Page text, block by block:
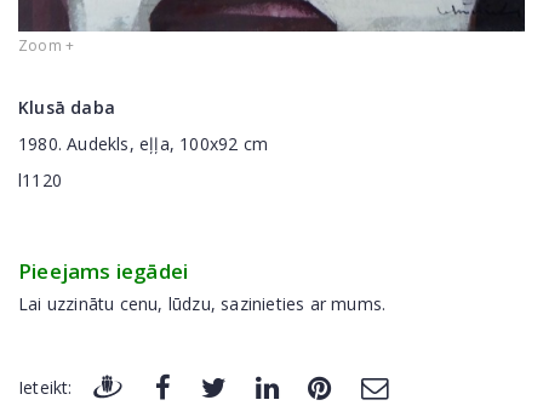
Zoom +
Klusā daba
1980. Audekls, eļļa, 100x92 cm
l1120
Pieejams iegādei
Lai uzzinātu cenu, lūdzu, sazinieties ar mums.
Ieteikt: